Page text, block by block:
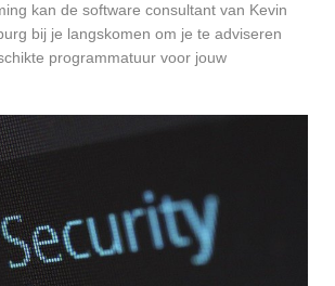
kan de software consultant van Kevin
bij je langskomen om je te adviseren
programmatuur voor jouw